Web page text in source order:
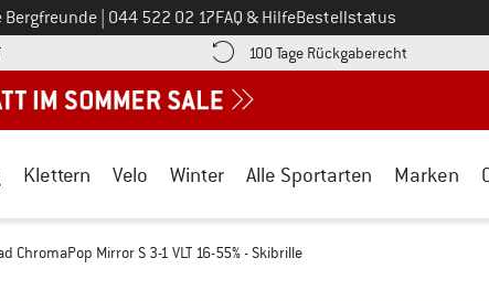
Bergfreunde Ruf uns an unter
044 522 02 17FAQ & HilfeBestellstatus
Finde die Zahlungs-Infos hier! Öffnet sich in einer Infobox
100 Tage Rückgaberecht Gehe hier
Klettern Velo Winter Alle Sportarten Marken
ChromaPop Mirror S 3-1 VLT 16-55% - Skibrille